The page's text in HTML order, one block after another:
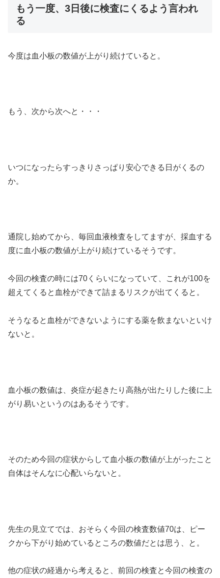
もう一度、3日後に検査にくるよう言われ
る
今度は血小板の数値が上がり続けていると。
もう、次から次へと・・・
いつになったらすっきりさっぱり安心できる日がくるの
か。
通院し始めてから、毎回血液検査をしてますが、採血する
度に血小板の数値が上がり続けているそうです。
今回の検査の時には70くらいになっていて、これが100を
超えてくると血栓ができて詰まるリスクが出てくると。
そうなると血栓ができないようにする薬を飲まないといけ
ないと。
血小板の数値は、炎症が起きたり高熱が出たりした後に上
がり易いというのはあるそうです。
そのため今回の症状からして血小板の数値が上がったこと
自体はそんなに心配いらないと。
先生の見立てでは、おそらく今回の検査数値70は、ピー
クから下がり始めているところの数値だとは思う、と。
他の症状の経過から考えると、前回の検査と今回の検査の